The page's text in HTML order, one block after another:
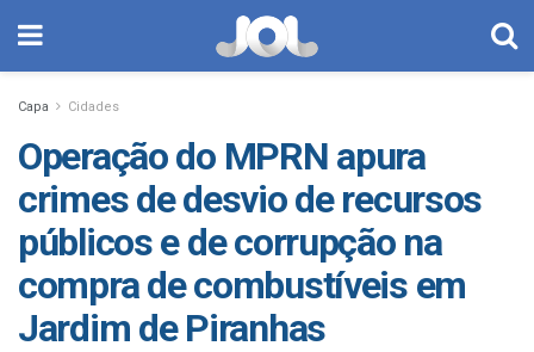
Capa Cidades
Operação do MPRN apura
crimes de desvio de recursos
públicos e de corrupção na
compra de combustíveis em
Jardim de Piranhas